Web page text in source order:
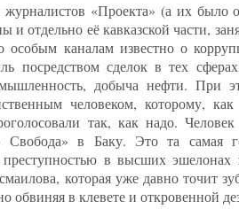
журналистов «Проекта» (а их
отдельно её кавказской части,
каналам известно о
посредством сделок в тех
добыча нефти. При
человеком, которому,
так, как надо.
Свобода» в Баку. Это та самая
преступностью в высших
которая уже давно точит
обвиняя в клевете и откровенной